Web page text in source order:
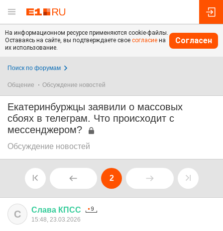
На информационном ресурсе применяются cookie-файлы.
Оставаясь на сайте, вы подтверждаете свое согласие на
их использование.
Согласен
Поиск по форумам
Общение Обсуждение новостей
Екатеринбуржцы заявили о массовых
сбоях в телеграм. Что происходит с
мессенджером?
Обсуждение новостей
2
С Слава КПСС
15:48, 23.03.2026